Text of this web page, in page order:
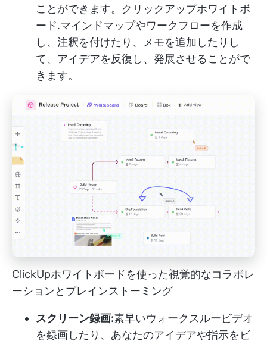
ことができます。 クリックアップホワイトボ
ード.マインドマップやワークフローを作成
し、注釈を付けたり、メモを追加したりし
て、アイデアを反復し、発展させることがで
きます。
ClickUpホワイトボードを使った視覚的なコラボレ
ーションとブレインストーミング
スクリーン録画:素早いウォークスルービデオ
を録画したり、あなたのアイデアや指示をビ